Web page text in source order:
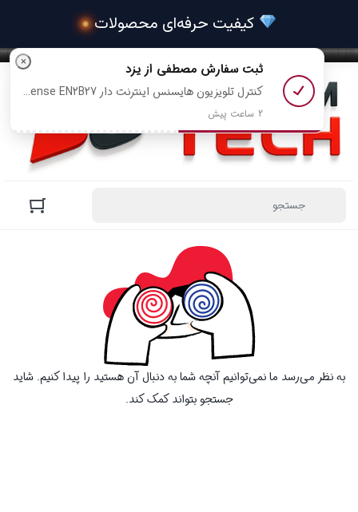
به نظر می‌رسد ما نمی‌توانیم آنچه شما به دنبال آن هستید را پیدا کنیم. شاید
جستجو بتواند کمک کند.
کیفیت حرفه‌ای محصولات
× ثبت سفارش مصطفی از یزد
کنترل تلویزیون هایسنس اینترنت دار Hisense EN2B27 + باتری رایگان رو خرید کرد
2 ساعت پیش